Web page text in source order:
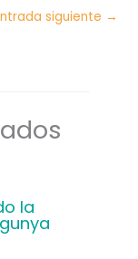
siguiente →
la